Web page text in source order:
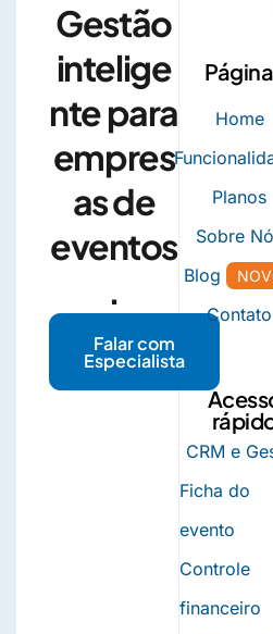
Gestão
intelige
nte para
empres
as de
eventos
.
Falar com
Especialista
Home
Planos
Sobre
Blog
Contato
CRM e
Ficha do
evento
Controle
financeiro